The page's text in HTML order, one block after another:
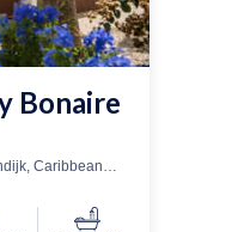
Bonaire
Caribbean